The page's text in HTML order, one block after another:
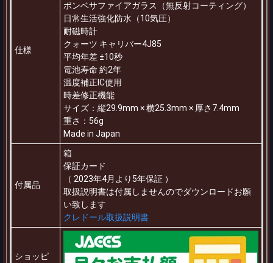
仕様
ボンベサファイアガラス（無反射コーティング）
日常生活強化防水（10気圧）
耐磁時計
クォーツ キャリバー4J85
平均年差 ±10秒
電池寿命 約2年
温度補正IC使用
時差修正機能
サイズ：縦29.9mm × 横25.3mm × 厚さ7.4mm
重さ：56g
Made in Japan
付属品
箱
保証カード
（ 2023年4月より5年保証 ）
取扱説明書は付属しませんのでダウンロードお願
い致します
クレドール取扱説明書
ショッピ